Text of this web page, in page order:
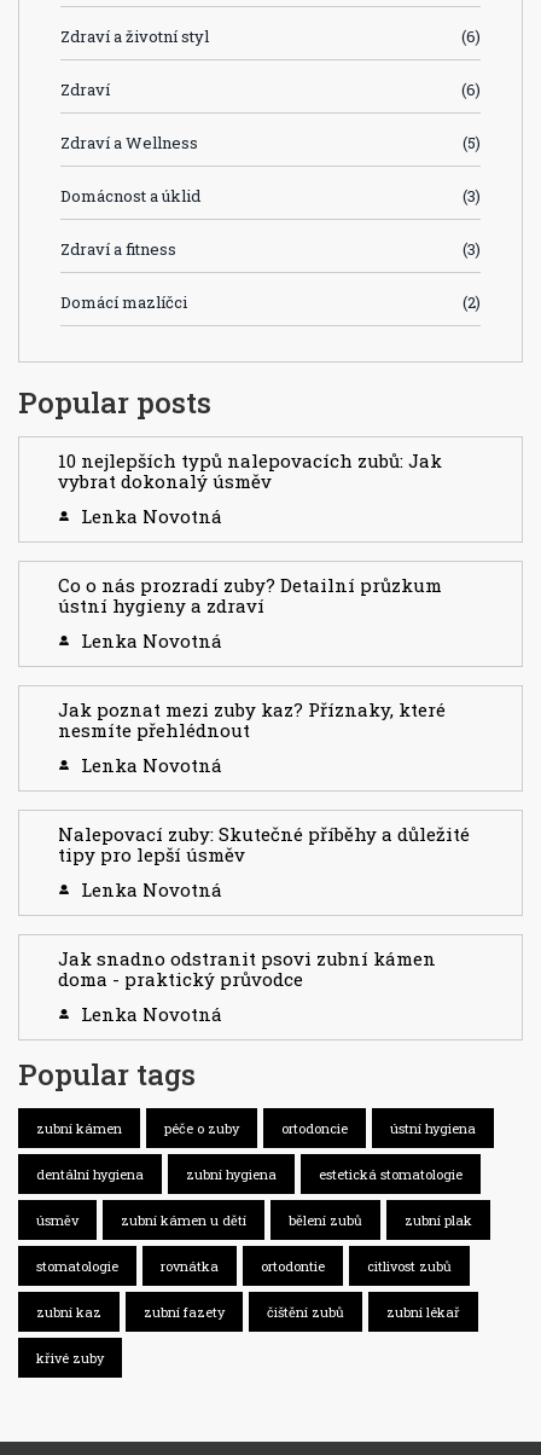
Zdraví a životní styl (6)
Zdraví (6)
Zdraví a Wellness (5)
Domácnost a úklid (3)
Zdraví a fitness (3)
Domácí mazlíčci (2)
Popular posts
10 nejlepších typů nalepovacích zubů: Jak
vybrat dokonalý úsměv
Lenka Novotná
Co o nás prozradí zuby? Detailní průzkum
ústní hygieny a zdraví
Lenka Novotná
Jak poznat mezi zuby kaz? Příznaky, které
nesmíte přehlédnout
Lenka Novotná
Nalepovací zuby: Skutečné příběhy a důležité
tipy pro lepší úsměv
Lenka Novotná
Jak snadno odstranit psovi zubní kámen
doma - praktický průvodce
Lenka Novotná
Popular tags
zubní kámen péče o zuby ortodoncie ústní hygiena
dentální hygiena zubní hygiena estetická stomatologie
úsměv zubní kámen u dětí bělení zubů zubní plak
stomatologie rovnátka ortodontie citlivost zubů
zubní kaz zubní fazety čištění zubů zubní lékař
křivé zuby